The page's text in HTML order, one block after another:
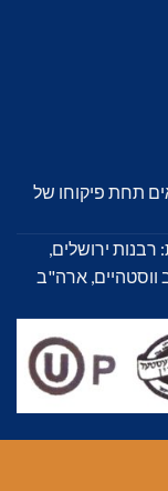
תחת פיקוחו של
רבנות: רבנות ירושלים,
ארה"ב